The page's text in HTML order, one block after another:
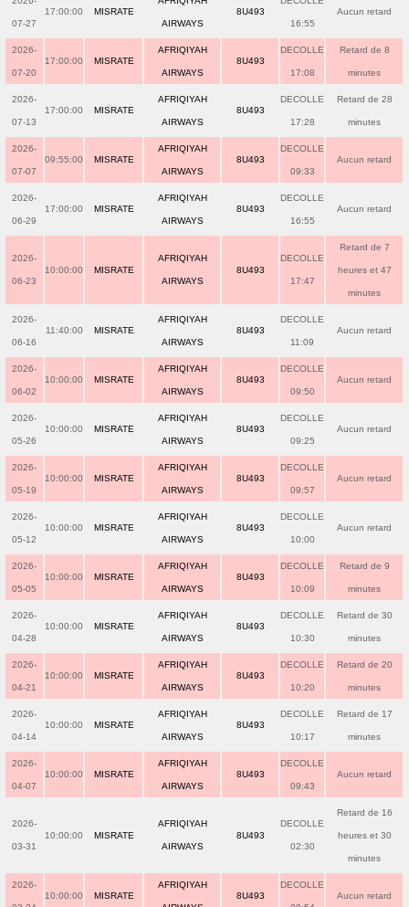
07-27
17:00:00 MISRATE
AIRWAYS
8U493
16:55
Aucun retard
2026-
07-20
17:00:00 MISRATE
AFRIQIYAH
AIRWAYS
8U493
DECOLLE
17:08
Retard de 8
minutes
2026-
07-13
17:00:00 MISRATE
AFRIQIYAH
AIRWAYS
8U493
DECOLLE
17:28
Retard de 28
minutes
2026-
07-07
09:55:00 MISRATE
AFRIQIYAH
AIRWAYS
8U493
DECOLLE
09:33
Aucun retard
2026-
06-29
17:00:00 MISRATE
AFRIQIYAH
AIRWAYS
8U493
DECOLLE
16:55
Aucun retard
2026-
06-23
10:00:00 MISRATE
AFRIQIYAH
AIRWAYS
8U493
DECOLLE
17:47
Retard de 7
heures et 47
minutes
2026-
06-16
11:40:00 MISRATE
AFRIQIYAH
AIRWAYS
8U493
DECOLLE
11:09
Aucun retard
2026-
06-02
10:00:00 MISRATE
AFRIQIYAH
AIRWAYS
8U493
DECOLLE
09:50
Aucun retard
2026-
05-26
10:00:00 MISRATE
AFRIQIYAH
AIRWAYS
8U493
DECOLLE
09:25
Aucun retard
2026-
05-19
10:00:00 MISRATE
AFRIQIYAH
AIRWAYS
8U493
DECOLLE
09:57
Aucun retard
2026-
05-12
10:00:00 MISRATE
AFRIQIYAH
AIRWAYS
8U493
DECOLLE
10:00
Aucun retard
2026-
05-05
10:00:00 MISRATE
AFRIQIYAH
AIRWAYS
8U493
DECOLLE
10:09
Retard de 9
minutes
2026-
04-28
10:00:00 MISRATE
AFRIQIYAH
AIRWAYS
8U493
DECOLLE
10:30
Retard de 30
minutes
2026-
04-21
10:00:00 MISRATE
AFRIQIYAH
AIRWAYS
8U493
DECOLLE
10:20
Retard de 20
minutes
2026-
04-14
10:00:00 MISRATE
AFRIQIYAH
AIRWAYS
8U493
DECOLLE
10:17
Retard de 17
minutes
2026-
04-07
10:00:00 MISRATE
AFRIQIYAH
AIRWAYS
8U493
DECOLLE
09:43
Aucun retard
2026-
03-31
10:00:00 MISRATE
AFRIQIYAH
AIRWAYS
8U493
DECOLLE
02:30
Retard de 16
heures et 30
minutes
2026-
10:00:00 MISRATE
AFRIQIYAH
8U493
DECOLLE
Aucun retard